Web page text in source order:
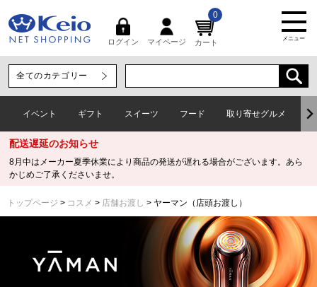
ログイン マイページ カート
0
メニュー
イベント ギフト スイーツ フード 取り寄せグルメ
配送遅延のお知らせ
8月中はメーカー夏季休業により商品の発送が遅れる場合がございます。あら
かじめご了承くださいませ。
トップページ コスメ 店舗お渡し ヤーマン（店頭お渡し）